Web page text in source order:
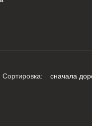
Сортировка: сначала